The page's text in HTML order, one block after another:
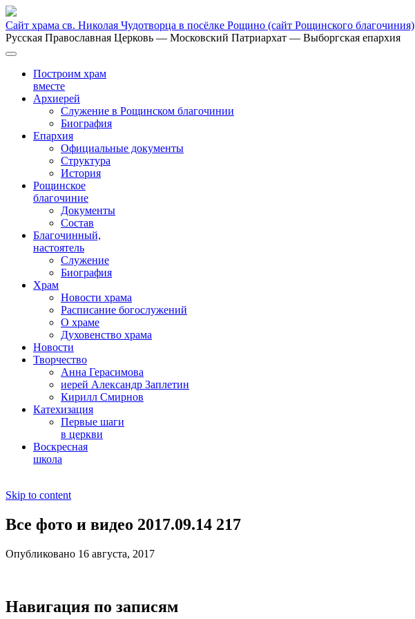
Сайт храма св. Николая Чудотворца в посёлке Рощино (сайт Рощинского благочиния)
Русская Православная Церковь — Московский Патриархат — Выборгская епархия
Построим храм
вместе
Архиерей
Служение в Рощинском благочинии
Биография
Епархия
Официальные документы
Структура
История
Рощинское
благочиние
Документы
Состав
Благочинный,
настоятель
Служение
Биография
Храм
Новости храма
Расписание богослужений
О храме
Духовенство храма
Новости
Творчество
Анна Герасимова
иерей Александр Заплетин
Кирилл Смирнов
Катехизация
Первые шаги
в церкви
Воскресная
школа
Skip to content
Все фото и видео 2017.09.14 217
Опубликовано 16 августа, 2017
Навигация по записям